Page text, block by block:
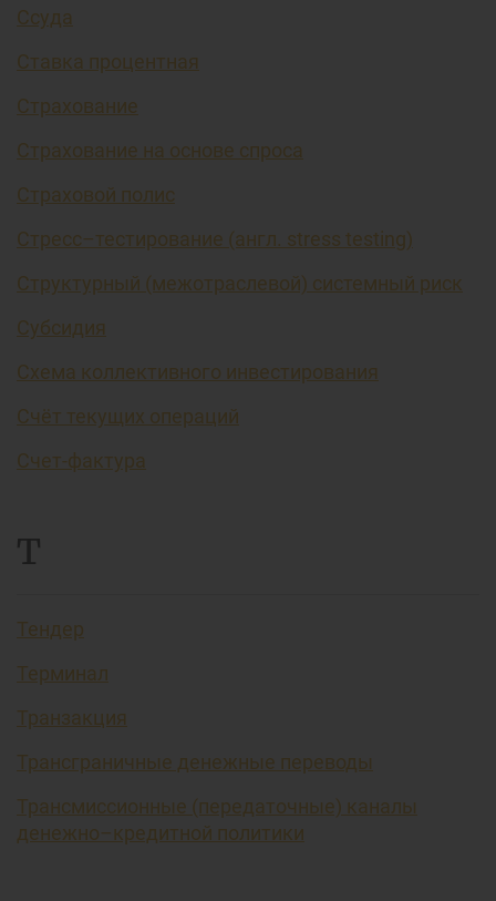
Ссуда
Ставка процентная
Страхование
Страхование на основе спроса
Страховой полис
Стресс–тестирование (англ. stress testing)
Структурный (межотраслевой) системный риск
Субсидия
Схема коллективного инвестирования
Счёт текущих операций
Счет-фактура
Т
Тендер
Терминал
Транзакция
Трансграничные денежные переводы
Трансмиссионные (передаточные) каналы
денежно–кредитной политики